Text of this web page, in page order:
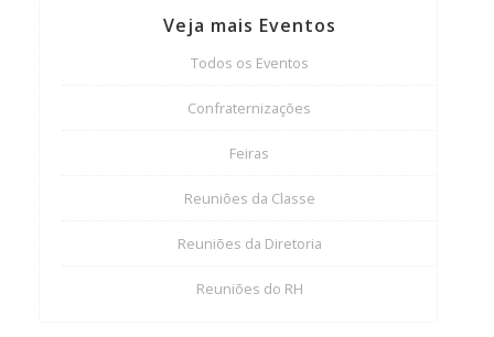
Veja mais Eventos
Todos os Eventos
Confraternizações
Feiras
Reuniões da Classe
Reuniões da Diretoria
Reuniões do RH